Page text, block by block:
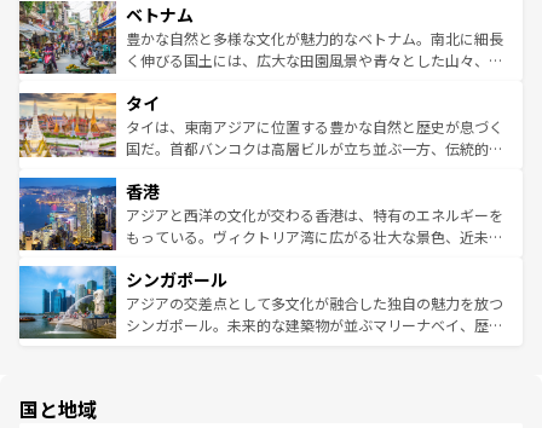
参照してほしい。
容にもいいと評判のスイーツなど、バラエティ豊かな料理
が味わえる。 なお、新着の台湾情報は コンテンツ一覧を参
照してほしい。
き、地方に足を延ばせば四季折々の自然美を楽しむことが
できる。そして、キムチや焼肉、絶品のストリートフード
まで、さまざまな韓国料理が待っている。夜には、韓国な
リティに包まれながら、韓国の多彩な魅力を心ゆくまで味
わってみてほしい。 なお、新着の韓国情報はコンテンツ一
覧を参照してほしい。
ベトナム
豊かな自然と多様な文化が魅力的なベトナム。南北に細長
く伸びる国土には、広大な田園風景や青々とした山々、世
急速な発展と共に伝統が息づく。ハノイの古い町並みやホ
ーチミン市のフランス統治時代の建物も、独特の雰囲気を
醸し出している。また、バラエティの豊かさとおいしさで
とつ。フォーやバインミー、ベトナムコーヒーなどは、ぜ
ひ現地で味わいたい。どの地域を訪れてもあたたかい人々
が旅行者を迎えてくれるので、きっと忘れられない旅にな
参照してほしい。
タイ
タイは、東南アジアに位置する豊かな自然と歴史が息づく
国だ。首都バンコクは高層ビルが立ち並ぶ一方、伝統的な
の活気が交差している。北部ではチェンマイなどの山岳地
帯で自然と触れ合い、南部ではプーケットやクラビの美し
いビーチでリゾート気分を楽しむことができる。タイ料理
激する。気候は一年中温暖で、どの季節にも異なる楽しみ
が待っている。親しみやすいタイの人々、仏教を中心とし
た文化、そして多様な観光資源が、訪れる旅人を魅了し続
香港
アジアと西洋の文化が交わる香港は、特有のエネルギーを
もっている。ヴィクトリア湾に広がる壮大な景色、近未来
み、どこを訪れても感動するはず。観光スポットが密集し
ており、効率よく見どころを回れるのも魅力。息をのむよ
うな絶景から文化的な体験まで、香港を存分に楽しみ尽く
シンガポール
アジアの交差点として多文化が融合した独自の魅力を放つ
シンガポール。未来的な建築物が並ぶマリーナベイ、歴史
国と地域